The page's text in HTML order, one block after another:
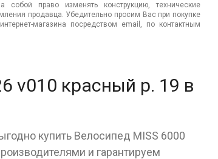
собой право изменять конструкцию, технические
продавца. Убедительно просим Вас при покупке
магазина посредством email, по контактным
v010 красный р. 19 в
купить Велосипед MISS 6000
и гарантируем